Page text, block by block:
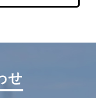
せ